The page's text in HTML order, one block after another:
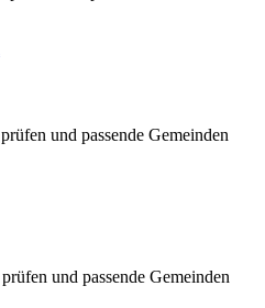
und passende Gemeinden
und passende Gemeinden